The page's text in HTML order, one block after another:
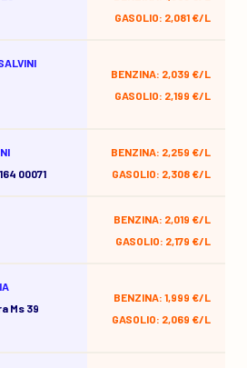
GASOLIO: 2,081 €/L
BENZINA: 2,039 €/L
GASOLIO: 2,199 €/L
00071
BENZINA: 2,259 €/L
GASOLIO: 2,308 €/L
BENZINA: 2,019 €/L
GASOLIO: 2,179 €/L
Ms 39
BENZINA: 1,999 €/L
GASOLIO: 2,069 €/L